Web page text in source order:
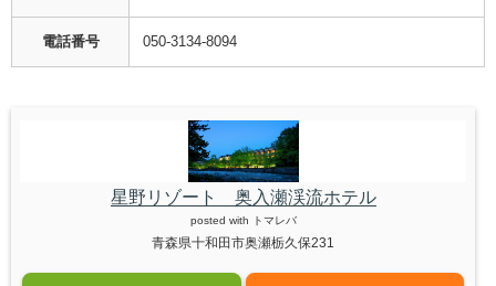
電話番号 050-3134-8094
星野リゾート 奥入瀬渓流ホテル
posted with トマレバ
青森県十和田市奥瀬栃久保231